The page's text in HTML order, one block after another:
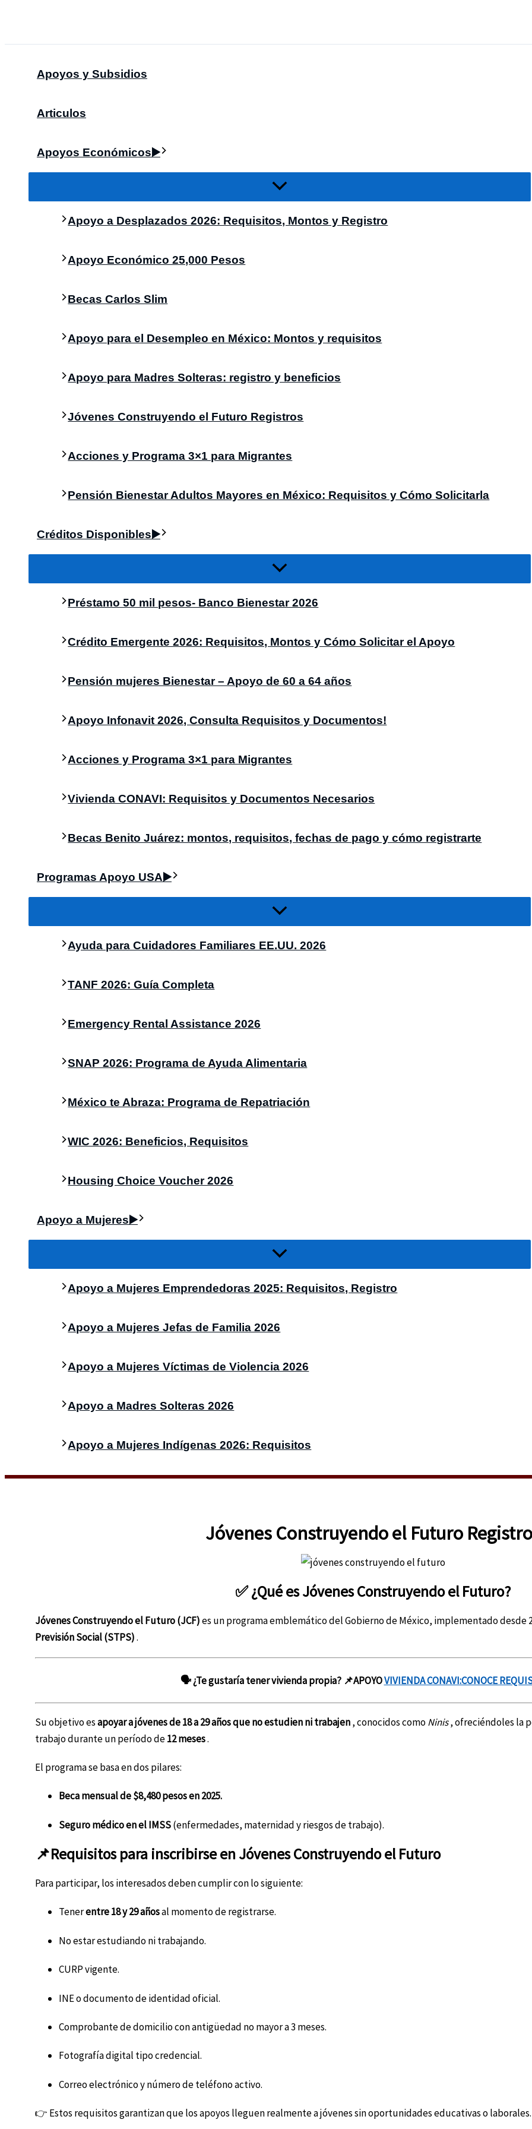
content
Apoyos y Subsidios
Articulos
Apoyos Económicos▶️
Apoyo a Desplazados 2026: Requisitos, Montos y Registro
Apoyo Económico 25,000 Pesos
Becas Carlos Slim
Apoyo para el Desempleo en México: Montos y requisitos
Apoyo para Madres Solteras: registro y beneficios
Jóvenes Construyendo el Futuro Registros
Acciones y Programa 3×1 para Migrantes
Pensión Bienestar Adultos Mayores en México: Requisitos y Cómo Solicitarla
Créditos Disponibles▶️
Préstamo 50 mil pesos- Banco Bienestar 2026
Crédito Emergente 2026: Requisitos, Montos y Cómo Solicitar el Apoyo
Pensión mujeres Bienestar – Apoyo de 60 a 64 años
Apoyo Infonavit 2026, Consulta Requisitos y Documentos!
Acciones y Programa 3×1 para Migrantes
Vivienda CONAVI: Requisitos y Documentos Necesarios
Becas Benito Juárez: montos, requisitos, fechas de pago y cómo registrarte
Programas Apoyo USA▶️
Ayuda para Cuidadores Familiares EE.UU. 2026
TANF 2026: Guía Completa
Emergency Rental Assistance 2026
SNAP 2026: Programa de Ayuda Alimentaria
México te Abraza: Programa de Repatriación
WIC 2026: Beneficios, Requisitos
Housing Choice Voucher 2026
Apoyo a Mujeres▶️
Apoyo a Mujeres Emprendedoras 2025: Requisitos, Registro
Apoyo a Mujeres Jefas de Familia 2026
Apoyo a Mujeres Víctimas de Violencia 2026
Apoyo a Madres Solteras 2026
Apoyo a Mujeres Indígenas 2026: Requisitos
Jóvenes Construyendo el Futuro
✅¿Qué es Jóvenes Construyendo el Futuro?
Jóvenes Construyendo el Futuro (JCF)es un programa emblemático del Gobierno de México, implementado desde
Previsión Social (STPS).
🗣 ¿Te gustaría tener vivienda propia? 📌APOYOVIVIENDA CONAVI:CONOCE
Su objetivo esapoyar a jóvenes de 18 a 29 años que no estudien ni trabajen, conocidos comoNinis, ofreciéndoles la
trabajo durante un período de12 meses.
El programa se basa en dos pilares:
Beca mensual de $8,480 pesos en 2025.
Seguro médico en el IMSS(enfermedades, maternidad y riesgos de trabajo).
📌Requisitos para inscribirse en Jóvenes Construyendo el Futuro
Para participar, los interesados ​​deben cumplir con lo siguiente:
Tenerentre 18 y 29 añosal momento de registrarse.
No estar estudiando ni trabajando.
CURP vigente.
INE o documento de identidad oficial.
Comprobante de domicilio con antigüedad no mayor a 3 meses.
Fotografía digital tipo credencial.
Correo electrónico y número de teléfono activo.
👉 Estos requisitos garantizan que los apoyos lleguen realmente a jóvenes sin oportunidades educativas o laborales.